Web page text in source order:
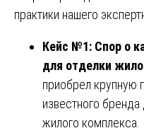
практики нашего
Кейс №1: Спор о
для отделки
приобрел крупную
известного бренда
жилого